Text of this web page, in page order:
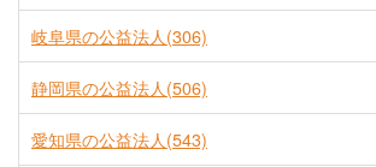
岐阜県の公益法人(306)
静岡県の公益法人(506)
愛知県の公益法人(543)